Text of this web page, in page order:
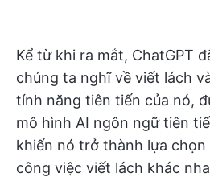
Kể từ khi ra mắt, ChatGPT
chúng ta nghĩ về viết lách
tính năng tiên tiến của nó,
mô hình AI ngôn ngữ tiên
khiến nó trở thành lựa
công việc viết lách khác